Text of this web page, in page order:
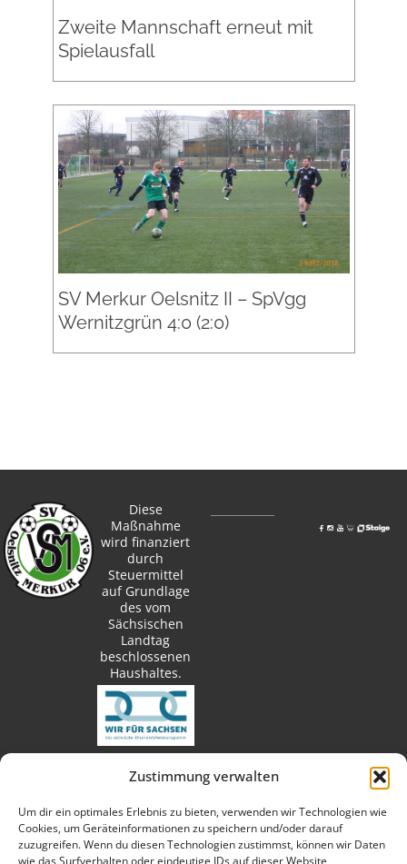
Zustimmung verwalten
Um dir ein optimales Erlebnis zu bieten, verwenden wir Technologien wie
Cookies, um Geräteinformationen zu speichern und/oder darauf
zuzugreifen. Wenn du diesen Technologien zustimmst, können wir Daten
wie das Surfverhalten oder eindeutige IDs auf dieser Website
Zweite Mannschaft erneut mit
Spielausfall
SV Merkur Oelsnitz II – SpVgg
Wernitzgrün 4:0 (2:0)
Diese
Maßnahme
wird finanziert
durch
Steuermittel
auf Grundlage
des vom
Sächsischen
Landtag
beschlossenen
Haushaltes.
techn. Umsetzung: